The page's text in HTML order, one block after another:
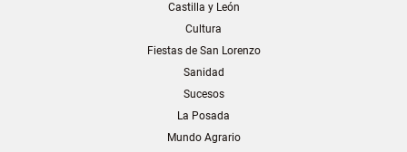
Castilla y León
Cultura
Fiestas de San Lorenzo
Sanidad
Sucesos
La Posada
Mundo Agrario